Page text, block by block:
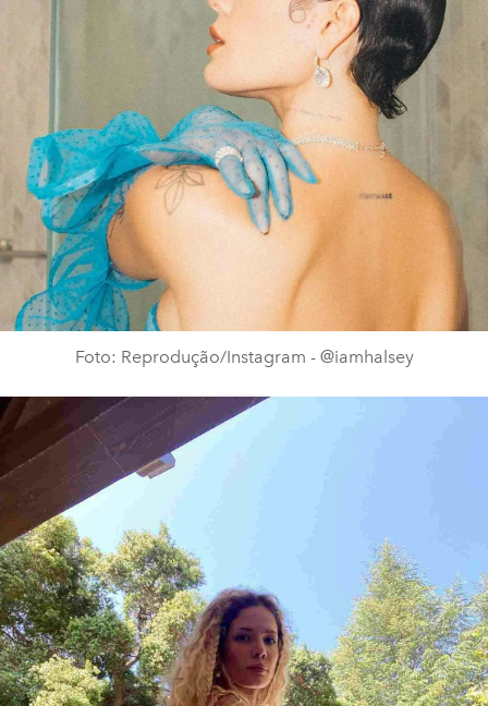
Foto: Reprodução/Instagram - @iamhalsey